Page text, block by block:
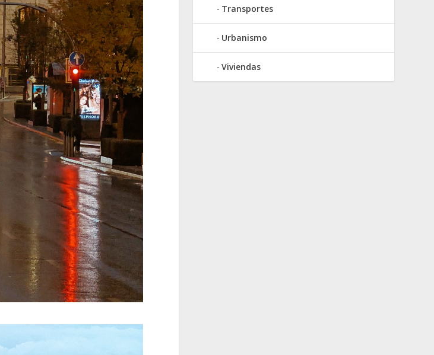
Transportes
Urbanismo
Viviendas